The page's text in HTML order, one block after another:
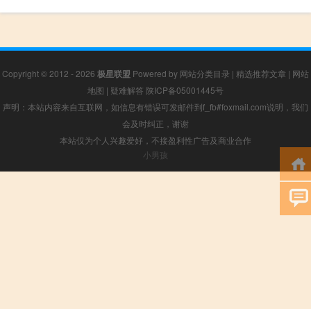
Copyright © 2012 - 2026 极星联盟 Powered by 网站分类目录 | 精选推荐文章 | 网站
地图 | 疑难解答 陕ICP备05001445号
声明：本站内容来自互联网，如信息有错误可发邮件到f_fb#foxmail.com说明，我们
会及时纠正，谢谢
本站仅为个人兴趣爱好，不接盈利性广告及商业合作
小男孩